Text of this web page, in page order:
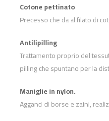
Cotone pettinato
Precesso che da al filato di
Antilipilling
Trattamento proprio del
pilling che spuntano per la
Maniglie in nylon.
Agganci di borse e zaini,